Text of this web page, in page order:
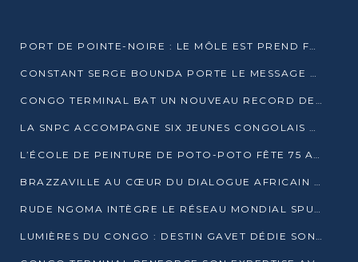
PORT DE POINTE-NOIRE : LE MÔLE EST PREND FORME ET VISE LES GÉANTS DES MERS
CONSTANT SERGE BOUNDA PORTE LE MESSAGE DE COMPASSION DE DENIS SASSOU NGUESSO EN IRAN
CONGO TERMINAL BAT UN NOUVEAU RECORD DE PRODUCTIVITÉ AU PORT DE POINTE-NOIRE
LA SNPC ACCOMPAGNE SIX JEUNES CONGOLAIS AUX OLYMPIADES PANAFRICAINES DE MATHÉMATIQUES
L’ÉCOLE DE PEINTURE DE POTO-POTO FÊTE 75 ANS AU SERVICE DE L’ART CONGOLAIS
BRAZZAVILLE AU CŒUR DU DIALOGUE AFRICAIN SUR LES OBJECTIFS DE DÉVELOPPEMENT DURABLE
RUDE NGOMA INTÈGRE LE RÉSEAU MONDIAL SPUTNIK PRO APRÈS UNE FORMATION À MOSCOU
LUMIÈRES DU CONGO : DESTIN GAVET DÉDIE SON PRIX À L’UNITÉ NATIONALE ET À LA JEUNESSE